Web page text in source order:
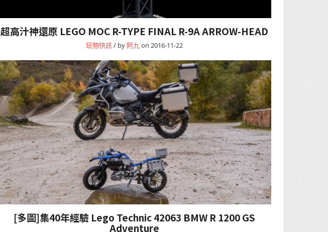
超高汁神還原 LEGO MOC R-TYPE FINAL R-9A ARROW-HEAD
玩物快訊/ by 阿九on 2016-11-22
[多圖]集40年經驗 Lego Technic 42063 BMW R 1200 GS
Adventure